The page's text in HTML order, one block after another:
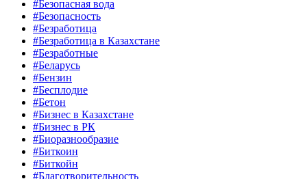
#Безопасная вода
#Безопасность
#Безработица
#Безработица в Казахстане
#Безработные
#Беларусь
#Бензин
#Бесплодие
#Бетон
#Бизнес в Казахстане
#Бизнес в РК
#Биоразнообразие
#Биткоин
#Биткойн
#Благотворительность